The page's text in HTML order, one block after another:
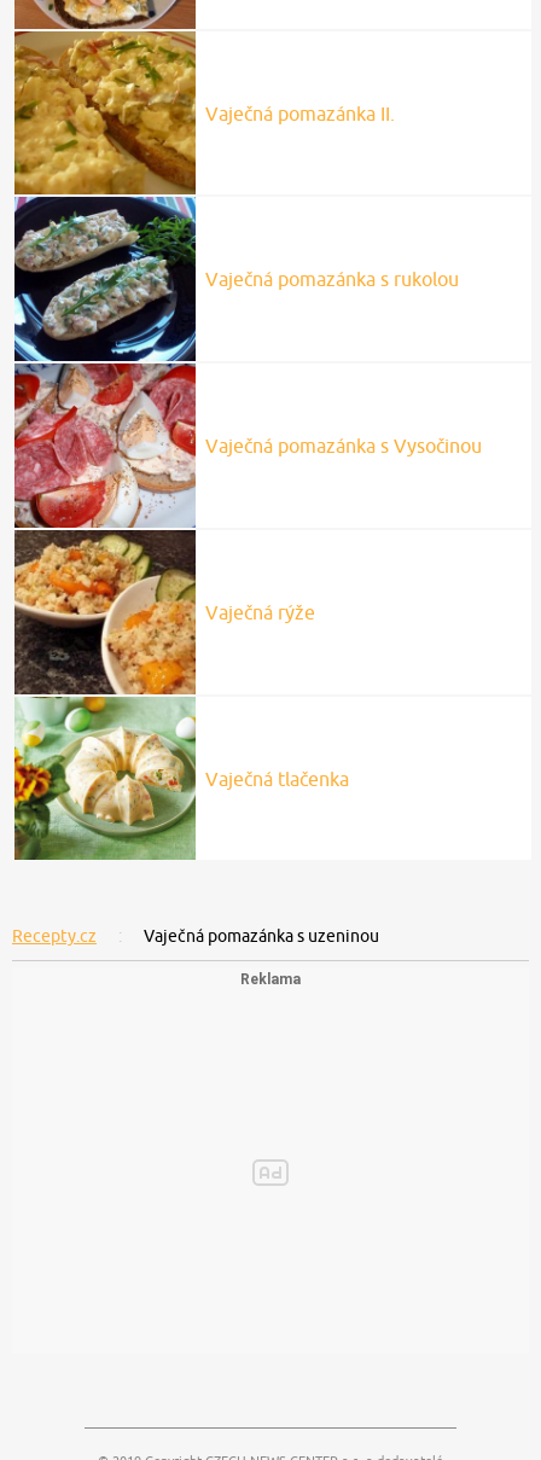
Vaječná pomazánka II.
Vaječná pomazánka s rukolou
Vaječná pomazánka s Vysočinou
Vaječná rýže
Vaječná tlačenka
Recepty.cz Vaječná pomazánka s uzeninou